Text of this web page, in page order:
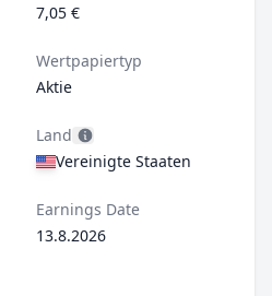
7,05 €
Wertpapiertyp
Aktie
Land
Vereinigte Staaten
Earnings Date
13.8.2026